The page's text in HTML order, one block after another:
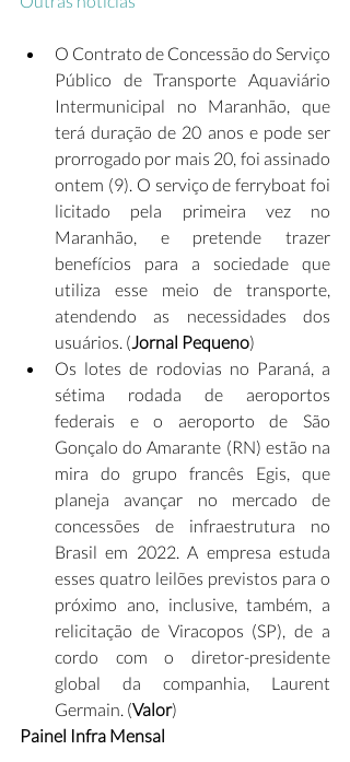
O Contrato de Concessão do Serviço
Público de Transporte Aquaviário
Intermunicipal no Maranhão, que
terá duração de 20 anos e pode ser
prorrogado por mais 20, foi assinado
ontem (9). O serviço de ferryboat foi
licitado pela primeira vez no
Maranhão, e pretende trazer
benefícios para a sociedade que
utiliza esse meio de transporte,
atendendo as necessidades dos
usuários. (Jornal Pequeno)
Os lotes de rodovias no Paraná, a
sétima rodada de aeroportos
federais e o aeroporto de São
Gonçalo do Amarante (RN) estão na
mira do grupo francês Egis, que
planeja avançar no mercado de
concessões de infraestrutura no
Brasil em 2022. A empresa estuda
esses quatro leilões previstos para o
próximo ano, inclusive, também, a
relicitação de Viracopos (SP), de a
cordo com o diretor-presidente
global da companhia, Laurent
Germain. (Valor)
Painel Infra Mensal